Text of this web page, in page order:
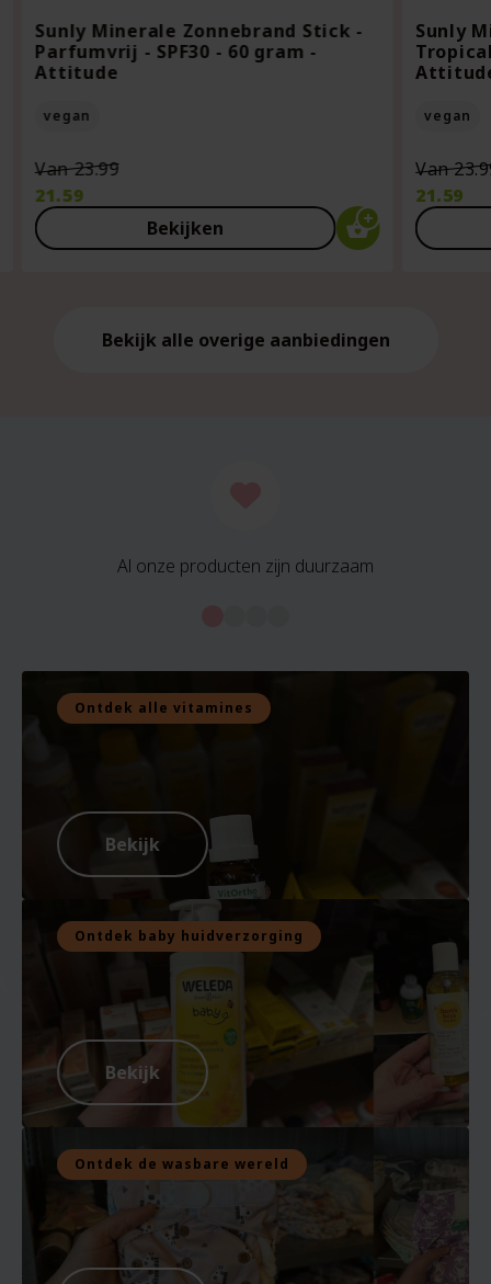
Sunly Minerale Zonnebrand Stick -
Parfumvrij - SPF30 - 60 gram -
Attitude
vegan
Van23.99Oorspronkelijke
was:
€23.99.
21.59
Huidige
prijs
Bekijken
Sunly
vegan
Van
21.59
Huidige
prijs
Bekijk alle overige aanbiedingen
Al onze producten zijn duurzaam
Ontdek alle vitamines
Bekijk
Ontdek baby huidverzorging
Bekijk
Ontdek de wasbare wereld